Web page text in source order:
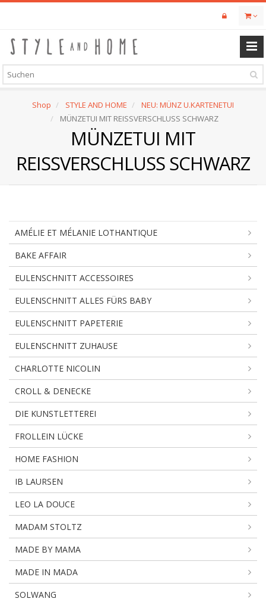
Skip
content
Shop STYLE AND HOME
NEU: MÜNZ U.KARTENETUI
MÜNZETUI MIT REISSVERSCHLUSS SCHWARZ
MÜNZETUI MIT
REISSVERSCHLUSS SCHWARZ
AMÉLIE ET MÉLANIE LOTHANTIQUE
BAKE AFFAIR
EULENSCHNITT ACCESSOIRES
EULENSCHNITT ALLES FÜRS BABY
EULENSCHNITT PAPETERIE
EULENSCHNITT ZUHAUSE
CHARLOTTE NICOLIN
CROLL & DENECKE
DIE KUNSTLETTEREI
FROLLEIN LÜCKE
HOME FASHION
IB LAURSEN
LEO LA DOUCE
MADAM STOLTZ
MADE BY MAMA
MADE IN MADA
SOLWANG